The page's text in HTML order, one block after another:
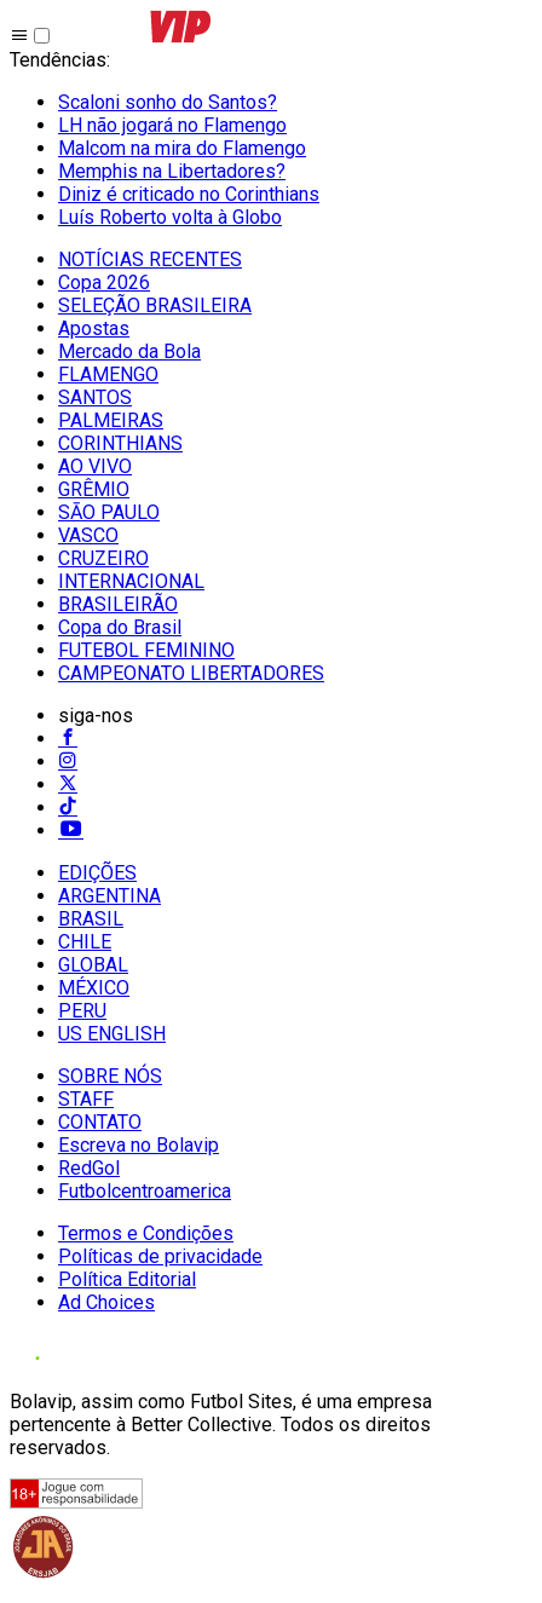
Tendências:
Scaloni sonho do Santos?
LH não jogará no Flamengo
Malcom na mira do Flamengo
Memphis na Libertadores?
Diniz é criticado no Corinthians
Luís Roberto volta à Globo
NOTÍCIAS RECENTES
Copa 2026
SELEÇÃO BRASILEIRA
Apostas
Mercado da Bola
FLAMENGO
SANTOS
PALMEIRAS
CORINTHIANS
AO VIVO
GRÊMIO
SĀO PAULO
VASCO
CRUZEIRO
INTERNACIONAL
BRASILEIRÃO
Copa do Brasil
FUTEBOL FEMININO
CAMPEONATO LIBERTADORES
siga-nos
EDIÇÕES
ARGENTINA
BRASIL
CHILE
GLOBAL
MÉXICO
PERU
US ENGLISH
SOBRE NÓS
STAFF
CONTATO
Escreva no Bolavip
RedGol
Futbolcentroamerica
Termos e Condições
Políticas de privacidade
Política Editorial
Ad Choices
Bolavip, assim como Futbol Sites, é uma empresa
pertencente à Better Collective. Todos os direitos
reservados.